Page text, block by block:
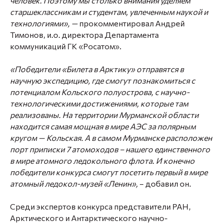
старшеклассникам и студентам, увлеченным наукой и
технологиями», — прокомментировал Андрей
Тимонов, и.о. директора Департамента
коммуникаций ГК «Росатом».
«Победители «Билета в Арктику» отправятся в
научную экспедицию, где смогут познакомиться с
потенциалом Кольского полуострова, с научно-
технологическими достижениями, которые там
реализованы. На территории Мурманской области
находится самая мощная в мире АЭС за полярным
кругом — Кольская. А в самом Мурманске расположен
порт приписки 7 атомоходов – нашего единственного
в мире атомного ледокольного флота. И конечно
победители конкурса смогут посетить первый в мире
атомный ледокол-музей «Ленин», – добавил он.
Среди экспертов конкурса представители РАН,
Арктического и Антарктического научно-